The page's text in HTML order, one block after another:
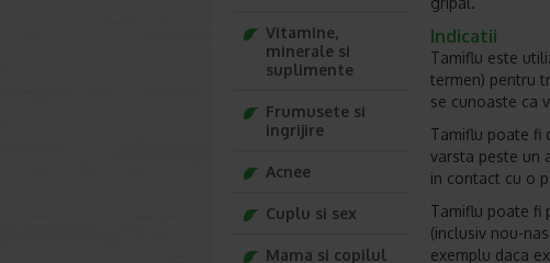
Indicatii
Tamiflu este
termen) pentru
se cunoaste ca
Tamiflu poate fi
varsta peste un
in contact cu o
Tamiflu poate fi
(inclusiv nou-
exemplu daca
Vitamine,
minerale si
suplimente
Frumusete si
ingrijire
Acnee
Cuplu si sex
Mama si copilul